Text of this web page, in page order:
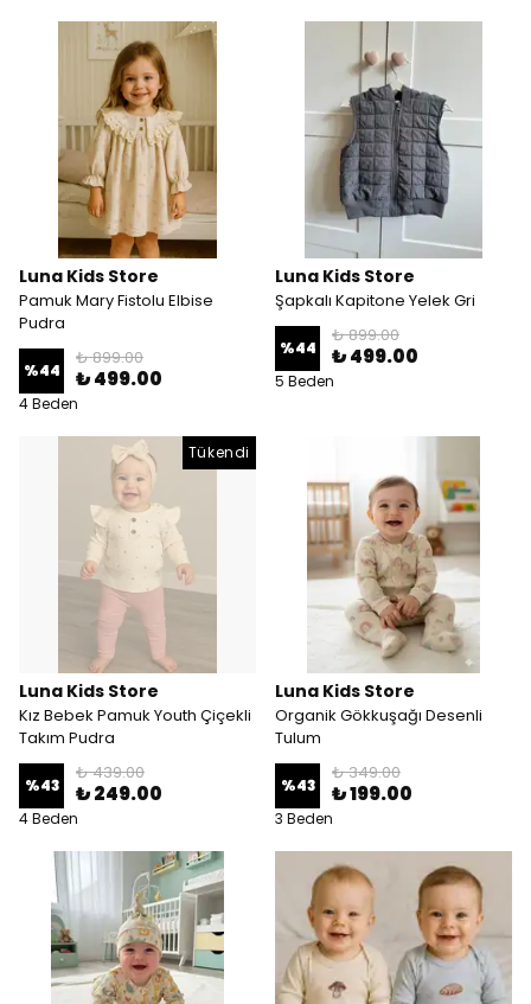
Luna Kids Store
Pamuk Mary Fistolu Elbise
Pudra
%44
₺ 899.00
₺ 499.00
4 Beden
Luna Kids Store
Şapkalı Kapitone Yelek Gri
%44
₺ 899.00
₺ 499.00
5 Beden
Tükendi
Luna Kids Store
Kız Bebek Pamuk Youth Çiçekli
Takım Pudra
%43
₺ 439.00
₺ 249.00
4 Beden
Luna Kids Store
Organik Gökkuşağı Desenli
Tulum
%43
₺ 349.00
₺ 199.00
3 Beden